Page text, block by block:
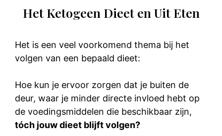
Het Ketogeen Dieet en Uit Eten
Het is een veel voorkomend thema bij het
volgen van een bepaald dieet:
Hoe kun je ervoor zorgen dat je buiten de
deur, waar je minder directe invloed hebt op
de voedingsmiddelen die beschikbaar zijn,
tóch jouw dieet blijft volgen?